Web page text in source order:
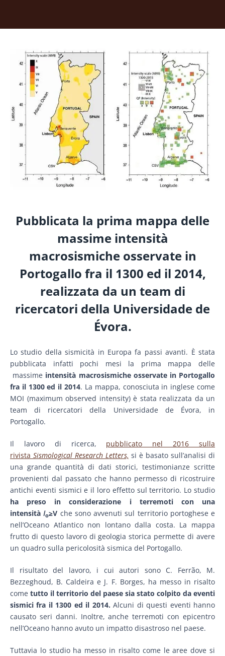
Pubblicata la prima mappa delle
massime intensità
macrosismiche osservate in
Portogallo fra il 1300 ed il 2014,
realizzata da un team di
ricercatori della Universidade de
Évora.
Lo studio della sismicità in Europa fa passi avanti. È stata
pubblicata infatti pochi mesi la prima mappa delle
massime intensità macrosismiche osservate in Portogallo
fra il 1300 ed il 2014. La mappa, conosciuta in inglese come
MOI (maximum observed intensity) è stata realizzata da un
team di ricercatori della Universidade de Évora, in
Portogallo.
Il lavoro di ricerca, pubblicato nel 2016 sulla
rivista Sismological Research Letters, si è basato sull’analisi di
una grande quantità di dati storici, testimonianze scritte
provenienti dal passato che hanno permesso di ricostruire
antichi eventi sismici e il loro effetto sul territorio. Lo studio
ha preso in considerazione i terremoti con una
intensitàIo≥V che sono avvenuti sul territorio portoghese e
nell’Oceano Atlantico non lontano dalla costa. La mappa
frutto di questo lavoro di geologia storica permette di avere
un quadro sulla pericolosità sismica del Portogallo.
Il risultato del lavoro, i cui autori sono C. Ferrão, M.
Bezzeghoud, B. Caldeira e J. F. Borges, ha messo in risalto
come tutto il territorio del paese sia stato colpito da eventi
sismici fra il 1300 ed il 2014. Alcuni di questi eventi hanno
causato seri danni. Inoltre, anche terremoti con epicentro
nell’Oceano hanno avuto un impatto disastroso nel paese.
Tuttavia lo studio ha messo in risalto come le aree dove si